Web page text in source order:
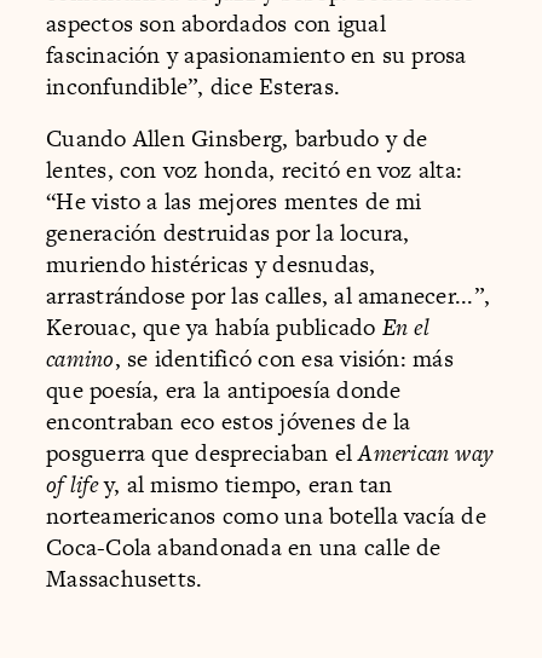
aspectos son abordados con igual
fascinación y apasionamiento en su prosa
inconfundible”, dice Esteras.
Cuando Allen Ginsberg, barbudo y de
lentes, con voz honda, recitó en voz alta:
“He visto a las mejores mentes de mi
generación destruidas por la locura,
muriendo histéricas y desnudas,
arrastrándose por las calles, al amanecer...”,
Kerouac, que ya había publicado En el
camino, se identificó con esa visión: más
que poesía, era la antipoesía donde
encontraban eco estos jóvenes de la
posguerra que despreciaban elAmerican way
of lifey, al mismo tiempo, eran tan
norteamericanos como una botella vacía de
Coca-Cola abandonada en una calle de
Massachusetts.